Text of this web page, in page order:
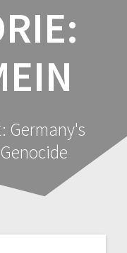
Germany's